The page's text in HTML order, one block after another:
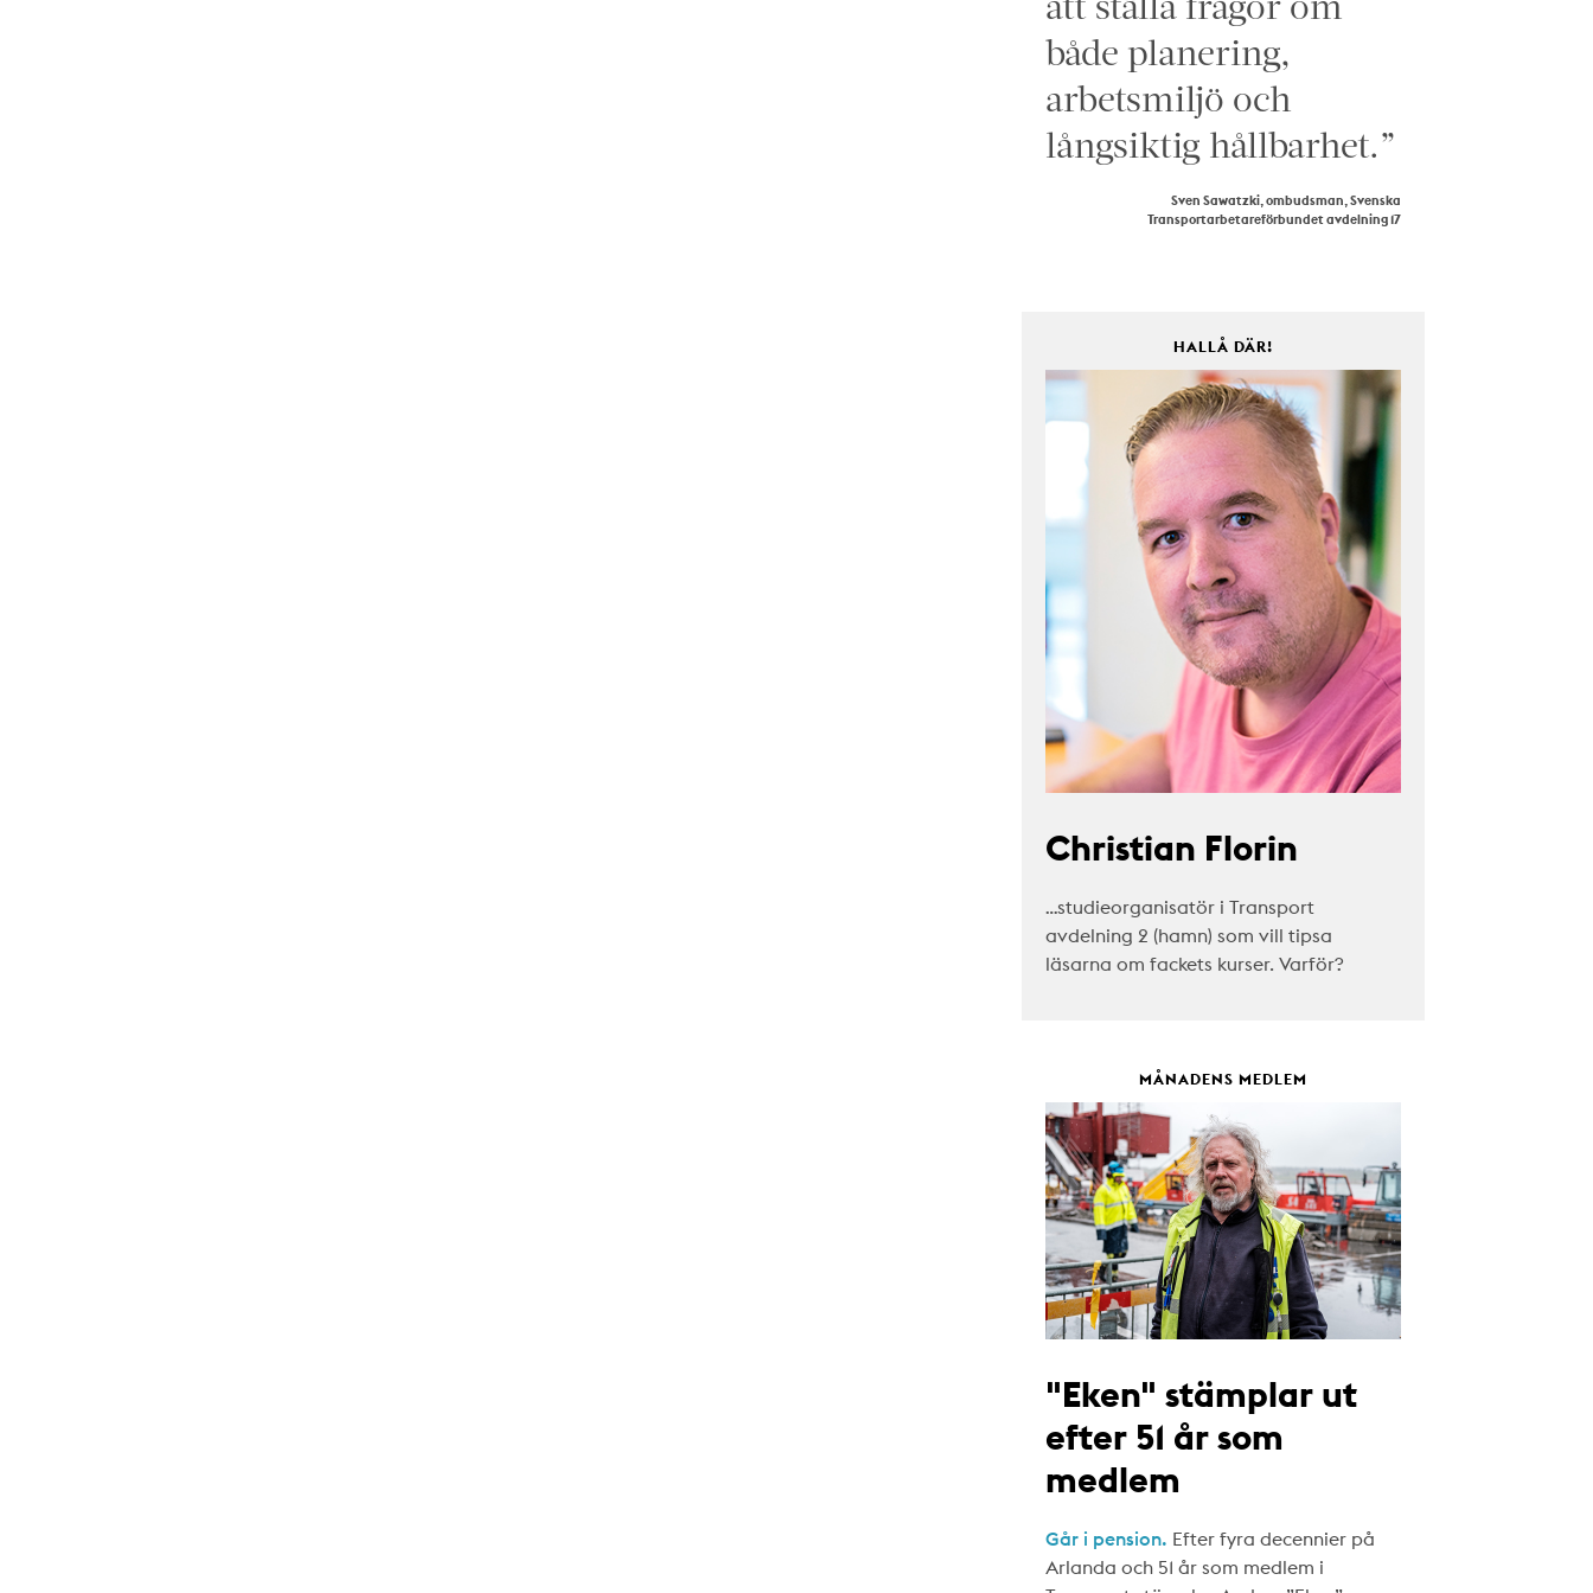
både planering,
arbetsmiljö och
långsiktig hållbarhet.”
Sven Sawatzki, ombudsman, Svenska
Transportarbetareförbundet avdelning 17
HALLÅ DÄR!
Christian Florin
…studieorganisatör i Transport
avdelning 2 (hamn) som vill tipsa
läsarna om fackets kurser. Varför?
MÅNADENS MEDLEM
"Eken" stämplar ut
efter 51 år som
medlem
Går i pension. Efter fyra decennier på
Arlanda och 51 år som medlem i